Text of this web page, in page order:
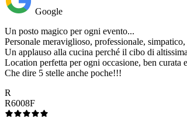
Google
Un posto magico per ogni evento...
Personale meraviglioso, professionale,
Un applauso alla cucina perché il cibo di
Location perfetta per ogni occasione, ben curata
Che dire 5 stelle anche poche!!!
R
R6008F